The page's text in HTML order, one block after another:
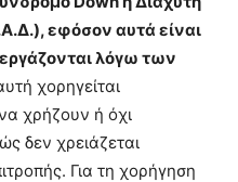
εφόσον αυτά είναι
λόγω των
χορηγείται
χρήζουν ή όχι
δεν χρειάζεται
Για τη χορήγηση